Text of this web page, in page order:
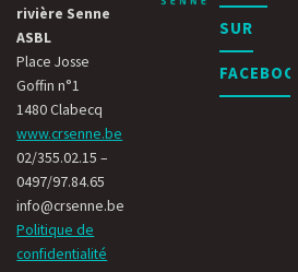
rivière Senne
ASBL
Place Josse
Goffin n°1
1480 Clabecq
www.crsenne.be
02/355.02.15 –
0497/97.84.65
info@crsenne.be
Politique de
confidentialité
SUR
FACEBOOK